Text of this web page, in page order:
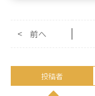
< 前へ
投稿者